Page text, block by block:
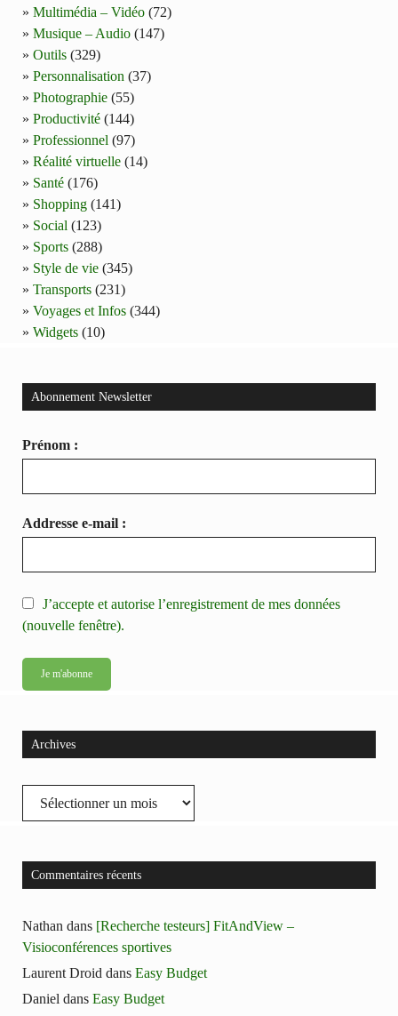
Multimédia – Vidéo (72)
Musique – Audio (147)
Outils (329)
Personnalisation (37)
Photographie (55)
Productivité (144)
Professionnel (97)
Réalité virtuelle (14)
Santé (176)
Shopping (141)
Social (123)
Sports (288)
Style de vie (345)
Transports (231)
Voyages et Infos (344)
Widgets (10)
Abonnement Newsletter
Prénom :
Addresse e-mail :
J’accepte et autorise l’enregistrement de mes données
(nouvelle fenêtre).
Archives
Archives
Commentaires récents
Nathan dans [Recherche testeurs] FitAndView –
Visioconférences sportives
Laurent Droid dans Easy Budget
Daniel dans Easy Budget